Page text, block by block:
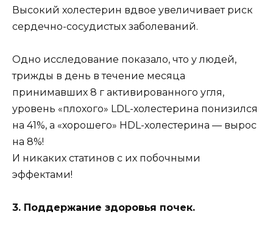
Высокий холестерин вдвое увеличивает риск
сердечно-сосудистых заболеваний.
Одно исследование показало, что у людей,
трижды в день в течение месяца
принимавших 8 г активированного угля,
уровень «плохого» LDL-холестерина понизился
на 41%, а «хорошего» HDL-холестерина — вырос
на 8%!
И никаких статинов с их побочными
эффектами!
3. Поддержание здоровья почек.